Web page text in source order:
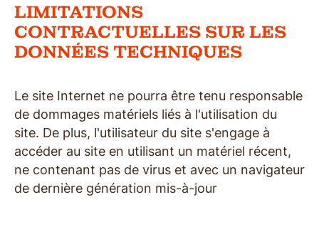
LIMITATIONS
CONTRACTUELLES SUR LES
DONNÉES TECHNIQUES
Le site Internet ne pourra être tenu responsable
de dommages matériels liés à l'utilisation du
site. De plus, l'utilisateur du site s'engage à
accéder au site en utilisant un matériel récent,
ne contenant pas de virus et avec un navigateur
de dernière génération mis-à-jour